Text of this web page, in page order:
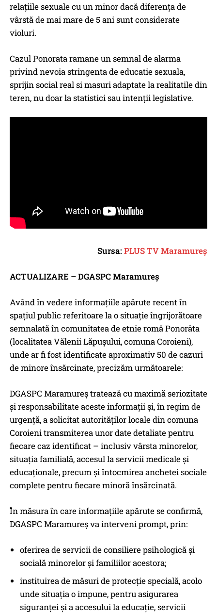
relațiile sexuale cu un minor dacă diferența de
vârstă de mai mare de 5 ani sunt considerate
violuri.
Cazul Ponorata ramane un semnal de alarma
privind nevoia stringenta de educatie sexuala,
sprijin social real si masuri adaptate la realitatile din
teren, nu doar la statistici sau intenții legislative.
Sursa:PLUS TV Maramureș
ACTUALIZARE – DGASPC Maramureș
Având în vedere informațiile apărute recent în
spațiul public referitoare la o situație îngrijorătoare
semnalată în comunitatea de etnie romă Ponorâta
(localitatea Vălenii Lăpușului, comuna Coroieni),
unde ar fi fost identificate aproximativ 50 de cazuri
de minore însărcinate, precizăm următoarele:
DGASPC Maramureș tratează cu maximă seriozitate
și responsabilitate aceste informații și, în regim de
urgență, a solicitat autorităților locale din comuna
Coroieni transmiterea unor date detaliate pentru
fiecare caz identificat – inclusiv vârsta minorelor,
situația familială, accesul la servicii medicale și
educaționale, precum și întocmirea anchetei sociale
complete pentru fiecare minoră însărcinată.
În măsura în care informațiile apărute se confirmă,
DGASPC Maramureș va interveni prompt, prin:
oferirea de servicii de consiliere psihologică și
socială minorelor și familiilor acestora;
instituirea de măsuri de protecție specială, acolo
unde situația o impune, pentru asigurarea
siguranței și a accesului la educație, servicii